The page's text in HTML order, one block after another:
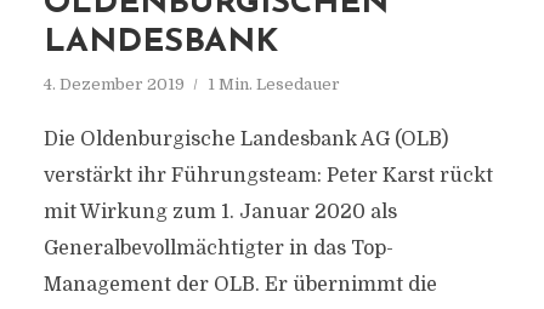
LANDESBANK
4. Dezember 2019 1 Min. Lesedauer
Die Oldenburgische Landesbank AG (OLB)
verstärkt ihr Führungsteam: Peter Karst rückt
mit Wirkung zum 1. Januar 2020 als
Generalbevollmächtigter in das Top-
Management der OLB. Er übernimmt die